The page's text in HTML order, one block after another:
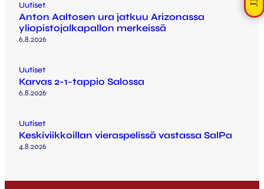
Uutiset
Anton Aaltosen ura jatkuu Arizonassa
yliopistojalkapallon merkeissä
6.8.2026
Uutiset
Karvas 2-1-tappio Salossa
6.8.2026
Uutiset
Keskiviikkoillan vieraspelissä vastassa SalPa
4.8.2026